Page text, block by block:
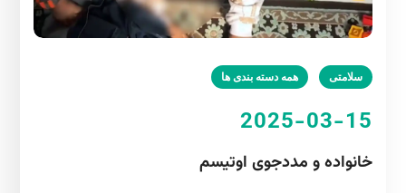
سلامتی همه دسته بندی ها
2025-03-15
خانواده و مددجوی اوتیسم